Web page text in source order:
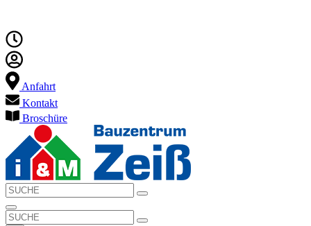
Anfahrt
Kontakt
Broschüre